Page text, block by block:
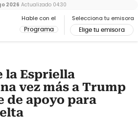
Hable con el
Programa
Selecciona tu emisora
Elige tu emisora
2026 Actualizado 04:30
la Espriella
vez más a Trump
de apoyo para